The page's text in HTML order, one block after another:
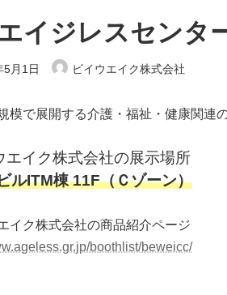
イジレスセンタ
5月1日 ビイウエイク株式会社
模で展開する介護・福祉・健康関連
イク株式会社の展示場所
ルITM棟 11F（Ｃゾーン）
イク株式会社の商品紹介ページ
boothlist/beweicc/